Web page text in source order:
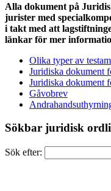
Alla dokument på
jurister med
i takt med att
länkar för mer
Olika typer av
Juridiska dokument
Juridiska dokument
Gåvobrev
Sökbar juridisk
Sök efter: